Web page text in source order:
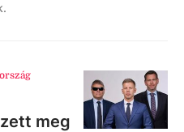
meg